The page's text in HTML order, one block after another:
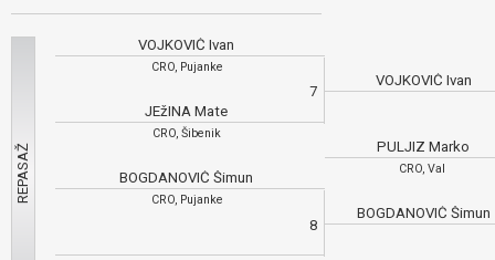
VOJKOVIĆ Ivan
CRO, Pujanke
JEžINA Mate
CRO, Šibenik
BOGDANOVIĆ Šimun
CRO, Pujanke
7
VOJKOVIĆ Ivan
PULJIZ Marko
CRO, Val
8
BOGDANOVIĆ Šimun